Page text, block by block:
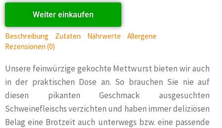
Weiter einkaufen
Beschreibung Zutaten Nährwerte
Allergene
Rezensionen (0)
Unsere feinwürzige gekochte Mettwurst bieten wir auch
in der praktischen Dose an. So brauchen Sie nie auf
diesen pikanten Geschmack ausgesuchten
Schweinefleischs verzichten und haben immer deliziösen
Belag eine Brotzeit auch unterwegs bzw. eine passende